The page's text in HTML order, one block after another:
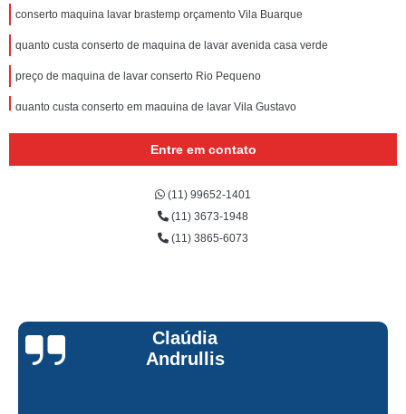
conserto maquina lavar brastemp orçamento Vila Buarque
quanto custa conserto de maquina de lavar avenida casa verde
preço de maquina de lavar conserto Rio Pequeno
quanto custa conserto em maquina de lavar Vila Gustavo
preço de maquina de lavar conserto vila roque
conserto em maquina de lavar valor Jaçanã
preço de conserto maquina lavar roupa Tremembé
conserto maquina lavar roupa brastemp orçamento rua joao ruthe
conserto de maquina de lavar brastemp orçamento Consolação
Entre em contato
(11) 99652-1401
(11) 3673-1948
(11) 3865-6073
Claúdia
Andrullis